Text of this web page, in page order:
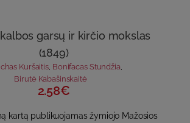
garsų ir kirčio mokslas
(1849)
Kuršaitis, Bonifacas Stundžia,
Birutė Kabašinskaitė
2.58€
kartą publikuojamas žymiojo Mažosios